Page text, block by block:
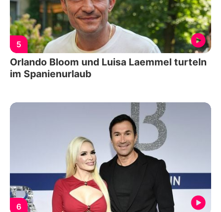
5
Orlando Bloom und Luisa Laemmel turteln
im Spanienurlaub
6